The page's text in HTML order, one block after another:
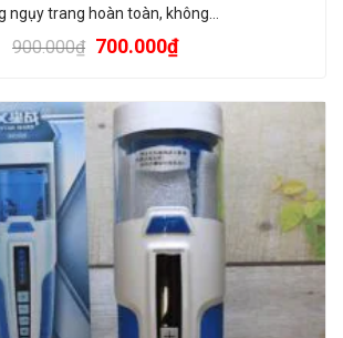
ngụy trang hoàn toàn, không…
900.000₫ 700.000₫